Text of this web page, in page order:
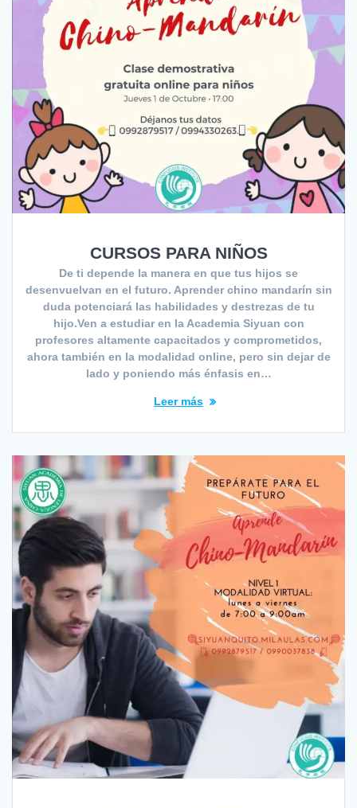
CURSOS PARA NIÑOS
De ti depende la manera en que tus hijos se
desenvuelvan en el futuro. Aprender chino mandarín sin
duda potenciará las habilidades y destrezas de tu
hijo.Ven a estudiar en la Academia Siyuan con
profesores altamente capacitados y comprometidos,
ahora también en la modalidad online, pero sin dejar de
lado y poniendo más énfasis en…
Leer más